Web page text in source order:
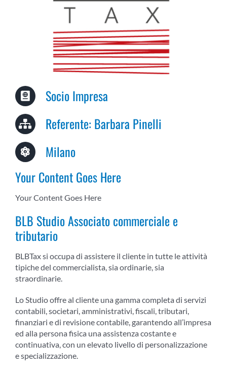
Socio Impresa
Referente: Barbara Pinelli
Milano
Your Content Goes Here
Your Content Goes Here
BLB Studio Associato commerciale e
tributario
BLBTax si occupa di assistere il cliente in tutte le attività
tipiche del commercialista, sia ordinarie, sia
straordinarie.
Lo Studio offre al cliente una gamma completa di servizi
contabili, societari, amministrativi, fiscali, tributari,
finanziari e di revisione contabile, garantendo all’impresa
ed alla persona fisica una assistenza costante e
continuativa, con un elevato livello di personalizzazione
e specializzazione.